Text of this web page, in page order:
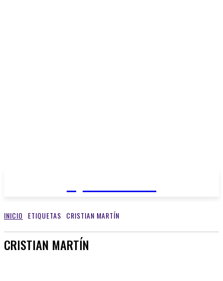
INICIO ETIQUETAS CRISTIAN MARTÍN
CRISTIAN MARTÍN